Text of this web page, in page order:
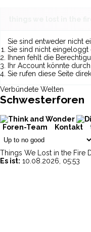
Sie sind entweder nicht
Sie sind nicht eingeloggt
Ihnen fehlt die
Ihr Account könnte
Sie rufen diese Seite
Verbündete Welten
Schwesterforen
Foren-Team Kontakt
Things We Lost in the Fire
Es ist: 10.08.2026, 05:53